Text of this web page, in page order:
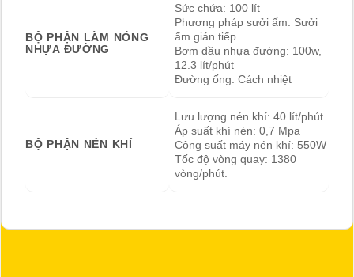
BỘ PHẬN LÀM NÓNG
NHỰA ĐƯỜNG
Sức chứa: 100 lít
Phương pháp sưởi ấm: Sưởi
ấm gián tiếp
Bơm dầu nhựa đường: 100w,
12.3 lít/phút
Đường ống: Cách nhiệt
BỘ PHẬN NÉN KHÍ
Lưu lượng nén khí: 40 lít/phút
Áp suất khí nén: 0,7 Mpa
Công suất máy nén khí: 550W
Tốc độ vòng quay: 1380
vòng/phút.